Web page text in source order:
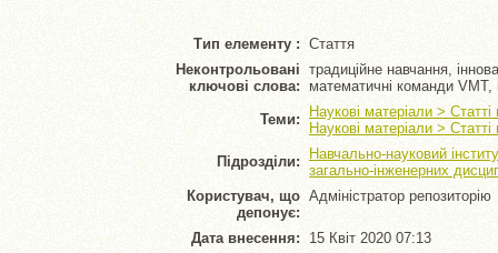
Тип елементу : Стаття
Неконтрольовані
ключові слова:
традиційне навчання,
математичні команди
Теми:
Наукові матеріали >
Наукові матеріали >
Підрозділи:
Навчально-науковий
загально-інженерних
Користувач, що
депонує:
Адміністратор репозиторію
Дата внесення:
15 Квіт 2020 07:13